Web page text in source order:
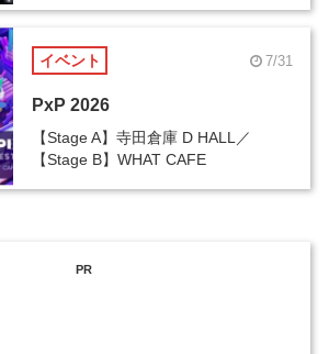
イベント 7/31
PxP 2026
【Stage A】寺田倉庫 D HALL／
【Stage B】WHAT CAFE
PR